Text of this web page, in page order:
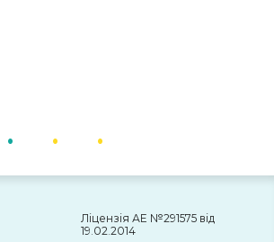
Ліцензія АЕ №291575 від
19.02.2014